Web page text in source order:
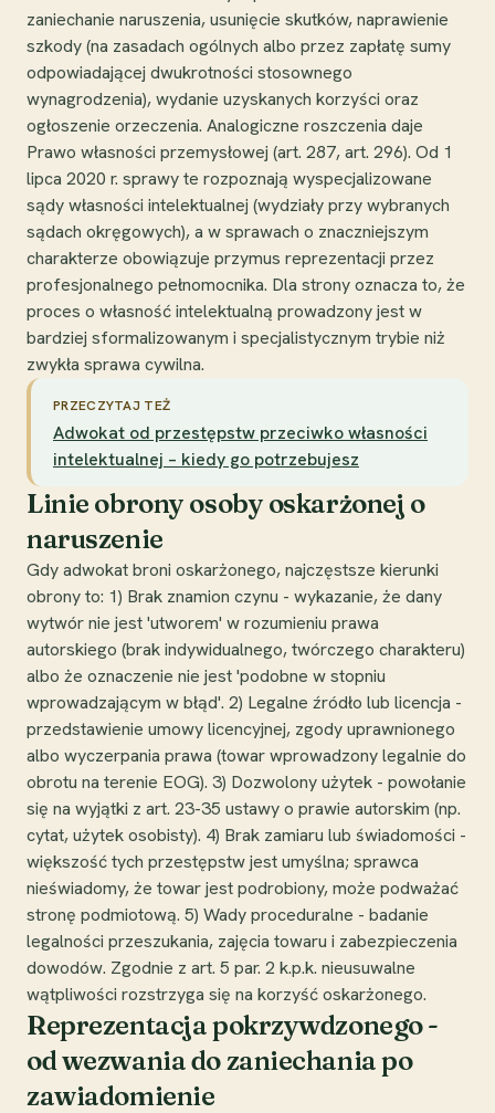
zaniechanie naruszenia, usunięcie skutków, naprawienie
szkody (na zasadach ogólnych albo przez zapłatę sumy
odpowiadającej dwukrotności stosownego
wynagrodzenia), wydanie uzyskanych korzyści oraz
ogłoszenie orzeczenia. Analogiczne roszczenia daje
Prawo własności przemysłowej (art. 287, art. 296). Od 1
lipca 2020 r. sprawy te rozpoznają wyspecjalizowane
sądy własności intelektualnej (wydziały przy wybranych
sądach okręgowych), a w sprawach o znaczniejszym
charakterze obowiązuje przymus reprezentacji przez
profesjonalnego pełnomocnika. Dla strony oznacza to, że
proces o własność intelektualną prowadzony jest w
bardziej sformalizowanym i specjalistycznym trybie niż
zwykła sprawa cywilna.
PRZECZYTAJ TEŻ
Adwokat od przestępstw przeciwko własności
intelektualnej – kiedy go potrzebujesz
Linie obrony osoby oskarżonej o
naruszenie
Gdy adwokat broni oskarżonego, najczęstsze kierunki
obrony to: 1) Brak znamion czynu - wykazanie, że dany
wytwór nie jest 'utworem' w rozumieniu prawa
autorskiego (brak indywidualnego, twórczego charakteru)
albo że oznaczenie nie jest 'podobne w stopniu
wprowadzającym w błąd'. 2) Legalne źródło lub licencja -
przedstawienie umowy licencyjnej, zgody uprawnionego
albo wyczerpania prawa (towar wprowadzony legalnie do
obrotu na terenie EOG). 3) Dozwolony użytek - powołanie
się na wyjątki z art. 23-35 ustawy o prawie autorskim (np.
cytat, użytek osobisty). 4) Brak zamiaru lub świadomości -
większość tych przestępstw jest umyślna; sprawca
nieświadomy, że towar jest podrobiony, może podważać
stronę podmiotową. 5) Wady proceduralne - badanie
legalności przeszukania, zajęcia towaru i zabezpieczenia
dowodów. Zgodnie z art. 5 par. 2 k.p.k. nieusuwalne
wątpliwości rozstrzyga się na korzyść oskarżonego.
Reprezentacja pokrzywdzonego -
od wezwania do zaniechania po
zawiadomienie